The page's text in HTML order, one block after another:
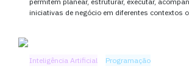
iniciativas de negócio em diferentes contextos
Inteligência Artificial Programação